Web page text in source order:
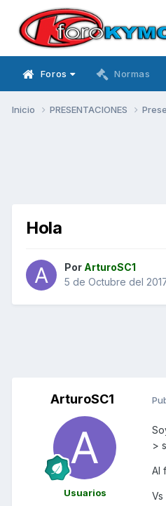
Foros Normas
Inicio PRESENTACIONES
Hola
Por ArturoSC1
5 de Octubre del
ArturoSC1
Usuarios
>
Al
Vs